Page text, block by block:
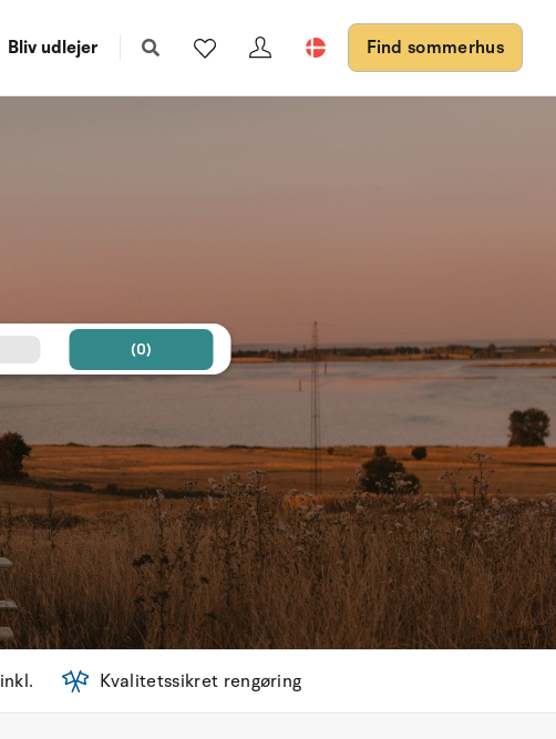
Bliv udlejer Find sommerhus
(0)
Kvalitetssikret rengøring